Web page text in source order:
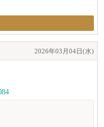
2026年03月04日(水)